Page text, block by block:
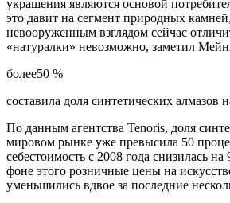
украшения являются основой
это давит на сегмент природных
невооруженным взглядом сейчас
«натуралки» невозможно, заметил
более50 %
составила доля синтетических алмазов
По данным агентства Tenoris, доля
мировом рынке уже превысила 50
себестоимость с 2008 года снизилась
фоне этого розничные цены на
уменьшились вдвое за последние